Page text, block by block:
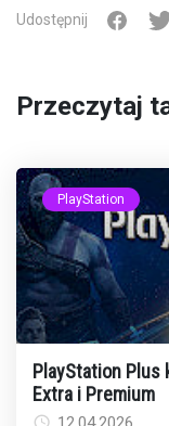
Udostępnij
Przeczytaj
PlayStation
PlayStation Plus
Extra i Premium